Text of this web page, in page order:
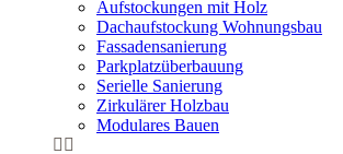
Aufstockungen mit Holz
Dachaufstockung Wohnungsbau
Fassadensanierung
Parkplatzüberbauung
Serielle Sanierung
Zirkulärer Holzbau
Modulares Bauen